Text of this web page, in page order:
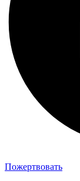
Пожертвовать